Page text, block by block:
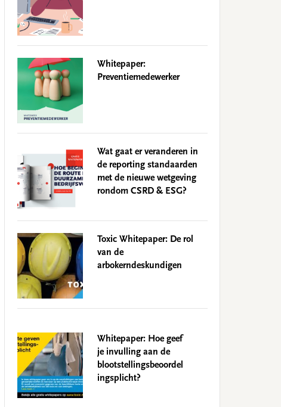
Whitepaper:
Preventiemedewerker
Wat gaat er veranderen in
de reporting standaarden
met de nieuwe wetgeving
rondom CSRD & ESG?
Toxic Whitepaper: De rol
van de
arbokerndeskundigen
Whitepaper: Hoe geef
je invulling aan de
blootstellingsbeoordel
ingsplicht?